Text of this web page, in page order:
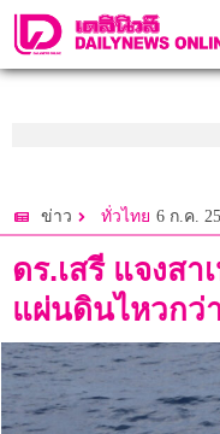
ข่าว ทั่วไทย 6 ก.ค.
ดร.เสรี แจงส
แผ่นดินไหวกว่